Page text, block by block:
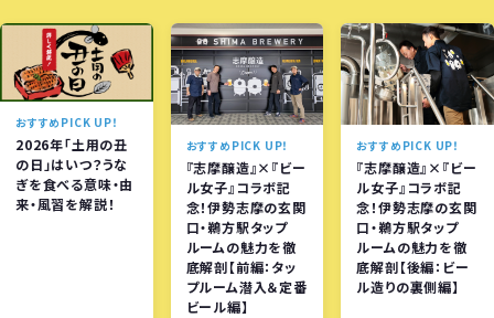
おすすめPICK UP！
2026年「土用の丑
の日」はいつ？うな
ぎを食べる意味・由
来・風習を解説！
おすすめPICK UP！
『志摩醸造』×『ビー
ル女子』コラボ記
念！伊勢志摩の玄関
口・鵜方駅タップ
ルームの魅力を徹
底解剖【前編：タッ
プルーム潜入＆定番
ビール編】
おすすめPICK UP！
『志摩醸造』×『ビー
ル女子』コラボ記
念！伊勢志摩の玄関
口・鵜方駅タップ
ルームの魅力を徹
底解剖【後編：ビー
ル造りの裏側編】